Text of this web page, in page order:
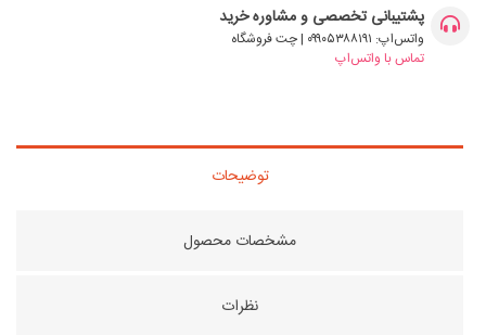
پشتیبانی تخصصی و مشاوره خرید
واتس‌اپ: ۰۹۹۰۵۳۸۸۱۹۱ | چت فروشگاه
تماس با واتس‌اپ
توضیحات
مشخصات محصول
نظرات